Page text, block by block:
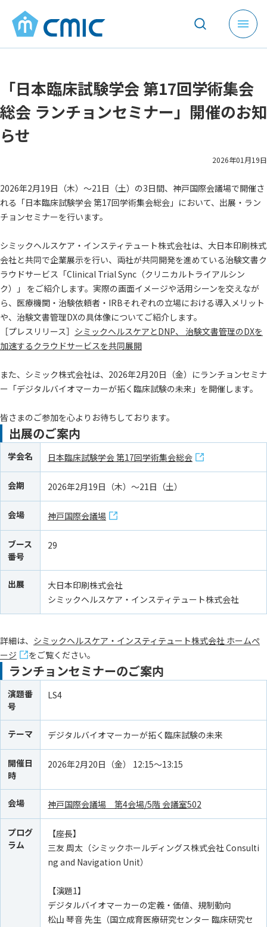
メ
ニ
を
開
く
「日本臨床試験学会 第17回学術集会
総会 ランチョンセミナー」開催のお知
らせ
2026年01月19日
2026年2月19日（木）～21日（土）の3日間、神戸国際会議場で開催さ
れる「日本臨床試験学会 第17回学術集会総会」において、出展・ラン
チョンセミナーを行います。
シミックヘルスケア・インスティテュート株式会社は、大日本印刷株式
会社と共同で企業展示を行い、両社が共同開発を進めている治験文書ク
ラウドサービス「Clinical Trial Sync（クリニカルトライアルシン
ク）」 をご紹介します。実際の画面イメージや活用シーンを交えなが
ら、医療機関・治験依頼者・IRBそれぞれの立場における導入メリット
や、治験文書管理DXの具体像についてご紹介します。
［プレスリリース］ シミックヘルスケアとDNP、 治験文書管理のDXを
加速するクラウドサービスを共同展開
また、シミック株式会社は、2026年2月20日（金）にランチョンセミナ
ー「デジタルバイオマーカーが拓く臨床試験の未来」を開催します。
皆さまのご参加を心よりお待ちしております。
出展のご案内
学会名 日本臨床試験学会 第17回学術集会総会
会期 2026年2月19日（木）～21日（土）
会場 神戸国際会議場
ブース
番号
29
出展
大日本印刷株式会社
シミックヘルスケア・インスティテュート株式会社
詳細は、 シミックヘルスケア・インスティテュート株式会社 ホームぺ
ージ
をご覧ください。
ランチョンセミナーのご案内
演題番
号
LS4
テーマ デジタルバイオマーカーが拓く臨床試験の未来
開催日
時
2026年2月20日（金） 12:15～13:15
会場 神戸国際会議場 第4会場/5階 会議室502
プログ
ラム
【座長】
三友 周太（シミックホールディングス株式会社 Consulti
ng and Navigation Unit）
【演題1】
デジタルバイオマーカーの定義・価値、規制動向
松山 琴音 先生（国立成育医療研究センター 臨床研究セ